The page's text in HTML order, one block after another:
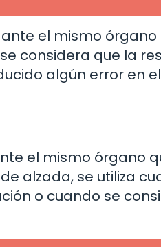
el mismo
considera que la
algún error en el
el mismo órgano
alzada, se utiliza
o cuando se